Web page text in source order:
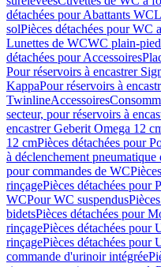
détachées pour Abattants WC
solPièces détachées pour WC
Lunettes de WCWC plain-pied
détachées pour Accessoires
Pour réservoirs à encastrer
KappaPour réservoirs à
TwinlineAccessoires
secteur, pour réservoirs à
encastrer Geberit Omega 12
12 cmPièces détachées pour
à déclenchement pneumatique
pour commandes de WC
rinçagePièces détachées pour
WCPour WC suspendus
bidetsPièces détachées pour
rinçagePièces détachées pour
rinçagePièces détachées pour
commande d'urinoir intégrée